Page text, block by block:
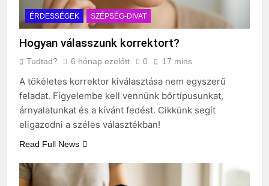
ÉRDESSÉGEK SZÉPSÉG-DIVAT
Hogyan válasszunk korrektort?
Tudtad? 6 hónap ezelőtt 0 17 mins
A tökéletes korrektor kiválasztása nem egyszerű
feladat. Figyelembe kell vennünk bőrtípusunkat,
árnyalatunkat és a kívánt fedést. Cikkünk segít
eligazodni a széles választékban!
Read Full News